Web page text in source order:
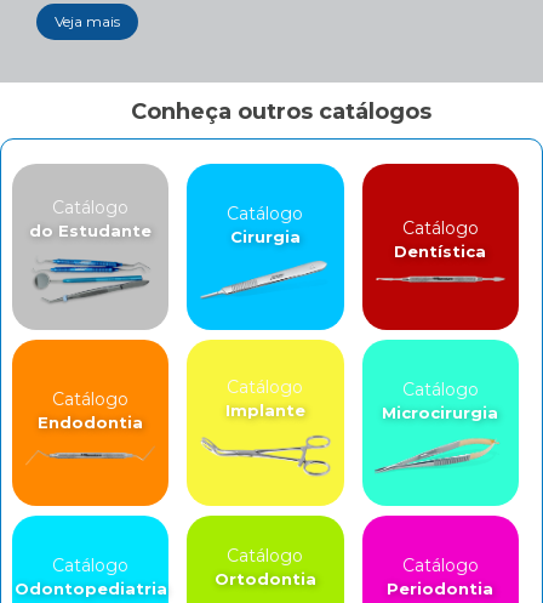
Veja mais
Conheça outros catálogos
Catálogo
do Estudante
Catálogo
Cirurgia Catálogo
Dentística
Catálogo
Endodontia
Catálogo
Implante
Catálogo
Microcirurgia
Catálogo
Odontopediatria
Catálogo
Ortodontia
Catálogo
Periodontia